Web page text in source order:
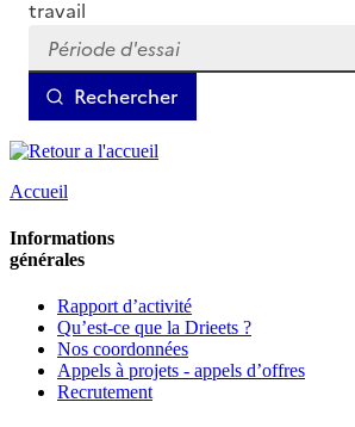
Accueil
Informations
générales
Rapport d’activité
Qu’est-ce que la Drieets ?
Nos coordonnées
Appels à projets - appels d’offres
Recrutement